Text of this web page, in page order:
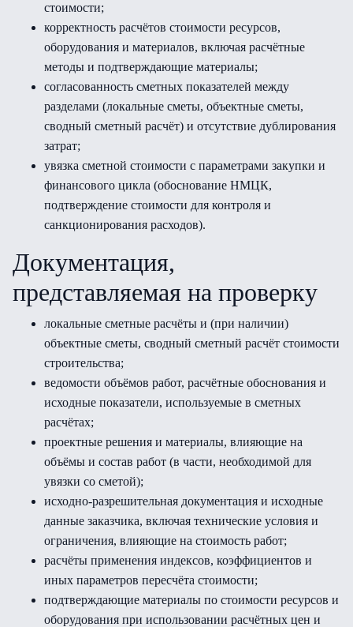
стоимости;
корректность расчётов стоимости ресурсов,
оборудования и материалов, включая расчётные
методы и подтверждающие материалы;
согласованность сметных показателей между
разделами (локальные сметы, объектные сметы,
сводный сметный расчёт) и отсутствие дублирования
затрат;
увязка сметной стоимости с параметрами закупки и
финансового цикла (обоснование НМЦК,
подтверждение стоимости для контроля и
санкционирования расходов).
Документация,
представляемая на проверку
локальные сметные расчёты и (при наличии)
объектные сметы, сводный сметный расчёт стоимости
строительства;
ведомости объёмов работ, расчётные обоснования и
исходные показатели, используемые в сметных
расчётах;
проектные решения и материалы, влияющие на
объёмы и состав работ (в части, необходимой для
увязки со сметой);
исходно-разрешительная документация и исходные
данные заказчика, включая технические условия и
ограничения, влияющие на стоимость работ;
расчёты применения индексов, коэффициентов и
иных параметров пересчёта стоимости;
подтверждающие материалы по стоимости ресурсов и
оборудования при использовании расчётных цен и